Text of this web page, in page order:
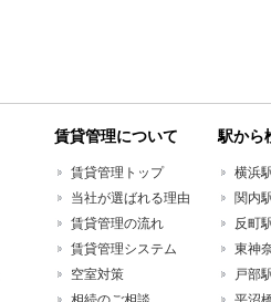
賃貸管理について
賃貸管理トップ
当社が選ばれる理由
賃貸管理の流れ
賃貸管理システム
空室対策
駅から
横浜
関内
反町
東神
戸部